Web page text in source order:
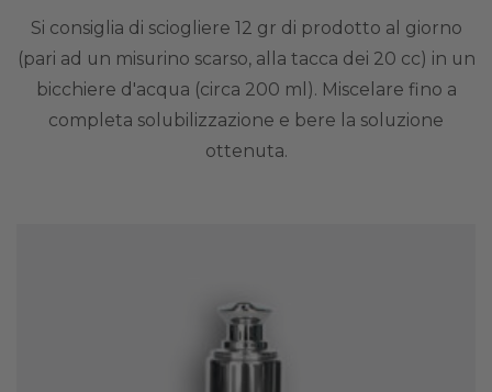
Si consiglia di sciogliere 12 gr di prodotto al giorno
(pari ad un misurino scarso, alla tacca dei 20 cc) in un
bicchiere d'acqua (circa 200 ml). Miscelare fino a
completa solubilizzazione e bere la soluzione
ottenuta.